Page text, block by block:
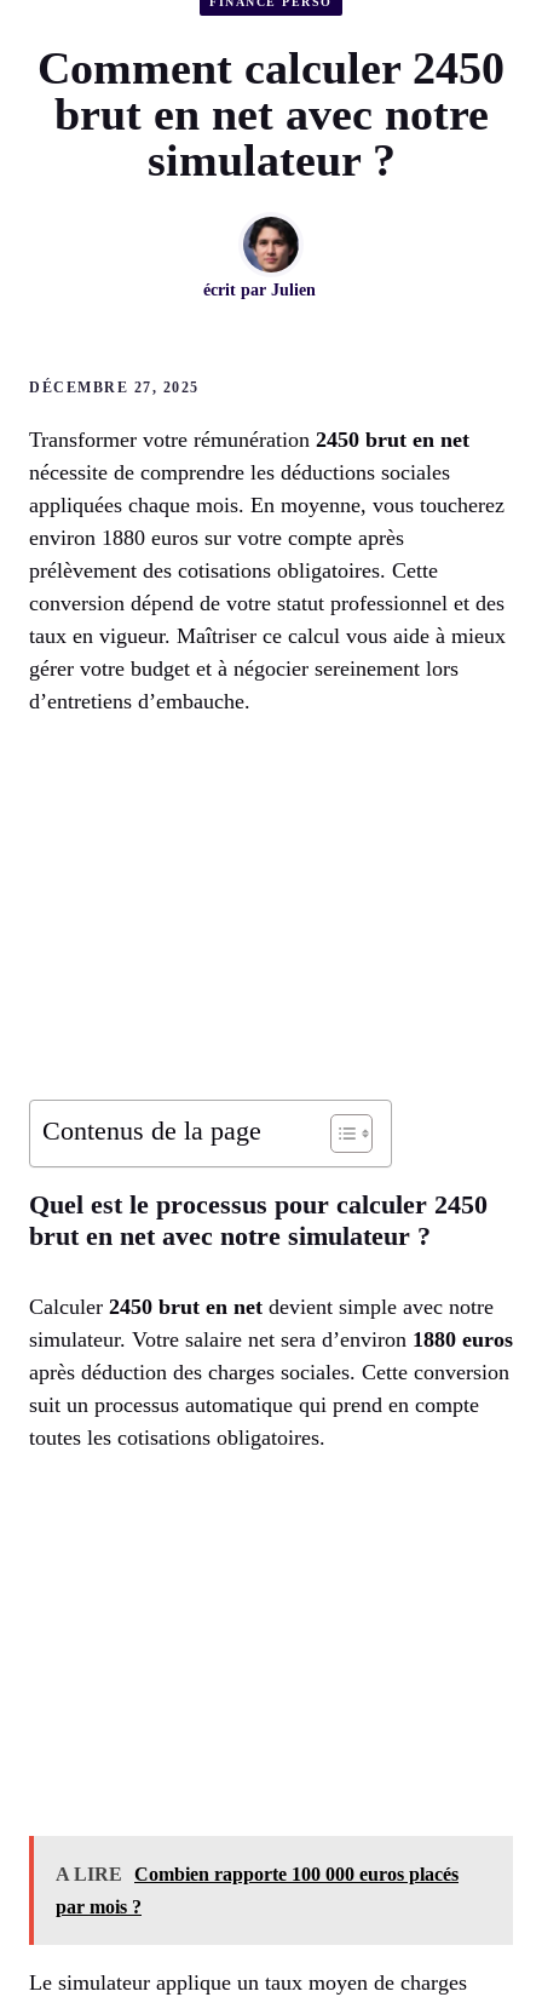
Comment calculer 2450
brut en net avec notre
simulateur ?
écrit par Julien
DÉCEMBRE 27, 2025
Transformer votre rémunération 2450 brut en net
nécessite de comprendre les déductions sociales
appliquées chaque mois. En moyenne, vous toucherez
environ 1880 euros sur votre compte après
prélèvement des cotisations obligatoires. Cette
conversion dépend de votre statut professionnel et des
taux en vigueur. Maîtriser ce calcul vous aide à mieux
gérer votre budget et à négocier sereinement lors
d’entretiens d’embauche.
Contenus de la page
Quel est le processus pour calculer 2450
brut en net avec notre simulateur ?
Calculer 2450 brut en net devient simple avec notre
simulateur. Votre salaire net sera d’environ 1880 euros
après déduction des charges sociales. Cette conversion
suit un processus automatique qui prend en compte
toutes les cotisations obligatoires.
A LIRE
Combien rapporte 100 000 euros placés
par mois ?
Le simulateur applique un taux moyen de charges